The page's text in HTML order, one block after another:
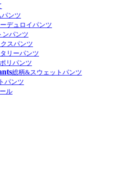
ンツ
デュロイパンツ
ンパンツ
スパンツ
リーパンツ
リパンツ
総柄&スウェットパンツ
パンツ
ル